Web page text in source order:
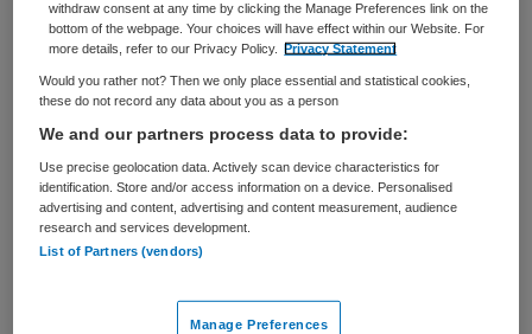
Ervaren Niet nader bepaald
Vacature niet beschikbaar
Deze vacature Adviseur Zorgadministratie bij
Diakonessenhuis is niet meer actueel. Hieronder staan
enkele vergelijkbare vacatures die voor u wellicht
interessant zijn.
withdraw consent at any time by clicking the Manage Preferences link on the
bottom of the webpage. Your choices will have effect within our Website. For
more details, refer to our Privacy Policy.
Privacy Statement
Would you rather not? Then we only place essential and statistical cookies,
these do not record any data about you as a person
We and our partners process data to provide:
Use precise geolocation data. Actively scan device characteristics for
identification. Store and/or access information on a device. Personalised
advertising and content, advertising and content measurement, audience
research and services development.
List of Partners (vendors)
Manage Preferences